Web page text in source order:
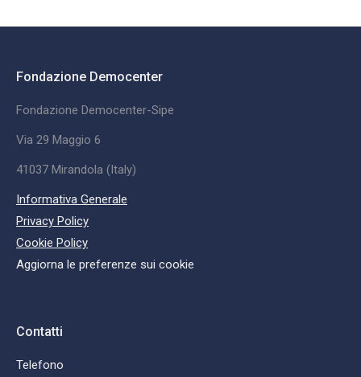
Fondazione Democenter
Fondazione Democenter-Sipe
Via 29 Maggio 6
41037 Mirandola (Italy)
Informativa Generale
Privacy Policy
Cookie Policy
Aggiorna le preferenze sui cookie
Contatti
Telefono